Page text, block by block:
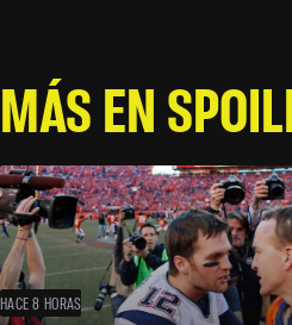
MÁS EN
HACE 8 HORAS